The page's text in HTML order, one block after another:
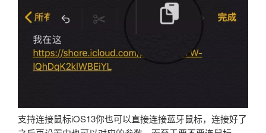
支持连接鼠标iOS13你也可以直接连接蓝牙鼠标，连接好了